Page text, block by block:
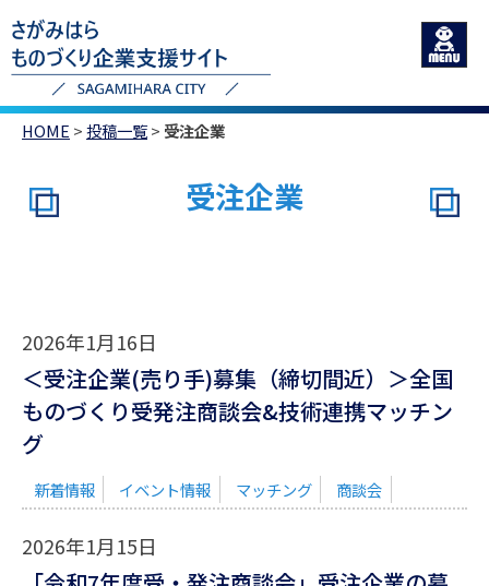
HOME >投稿一覧> 受注企業
受注企業
2026年1月16日
＜受注企業(売り手)募集（締切間近）＞全国
ものづくり受発注商談会&技術連携マッチン
グ
新着情報 イベント情報 マッチング 商談会
2026年1月15日